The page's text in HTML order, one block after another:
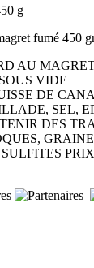
g
AU
VIDE
DE
SEL,
DES